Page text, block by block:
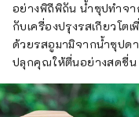
อย่างพิถีพิถัน น้ำซุปทำจา
กับเครื่องปรุงรสเกียวโ
ด้วยรสอูมามิจากน้ำซุปด
ปลุกคุณให้ตื่นอย่างสดชื่น